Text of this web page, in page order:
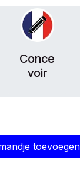
Conce
voir
toevoegen